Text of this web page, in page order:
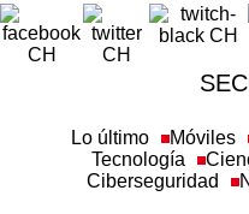
Lo último Móviles
Tecnología
Ciberseguridad